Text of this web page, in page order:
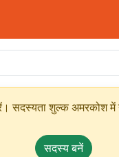
सदस्यता शुल्क अमरकोश में
सदस्य बनें